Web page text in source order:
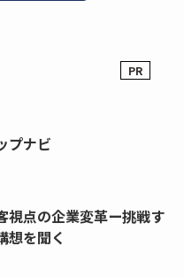
プナビ
視点の企業変革ー挑戦す
想を聞く